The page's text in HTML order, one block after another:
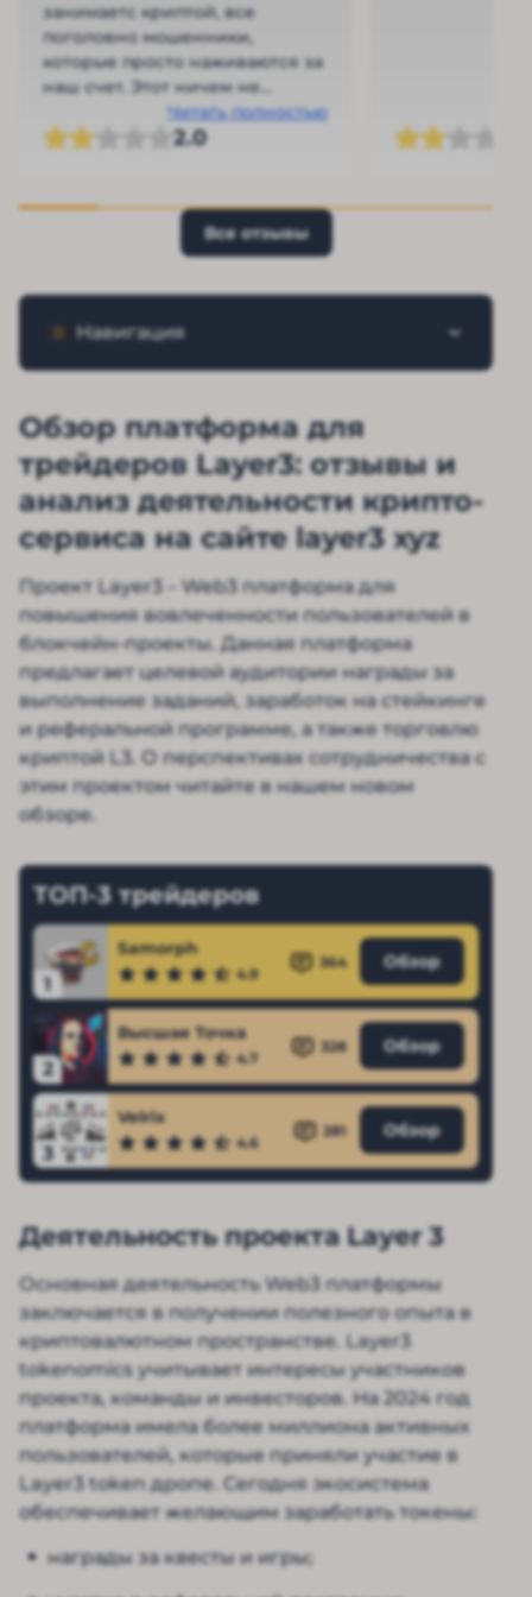
занимаетс криптой, все
поголовно мошенники,
которые просто наживаются за
наш счет. Этот ничем не
отличается от нихЧитать полностью
2.0
Все отзывы
Навигация
Обзор платформа для
трейдеров Layer3: отзывы и
анализ деятельности крипто-
сервиса на сайте layer3 xyz
Проект Layer3 – Web3 платформа для
повышения вовлеченности пользователей в
блокчейн-проекты. Данная платформа
предлагает целевой аудитории награды за
выполнение заданий, заработок на стейкинге
и реферальной программе, а также торговлю
криптой L3. О перспективах сотрудничества с
этим проектом читайте в нашем новом
обзоре.
ТОП-3 трейдеров
1
Samorph
4.9
364 Обзор
2
Высшая Точка
4.7
328 Обзор
3
Velrix
4.6
281 Обзор
Деятельность проекта Layer 3
Основная деятельность Web3 платформы
заключается в получении полезного опыта в
криптовалютном пространстве. Layer3
tokenomics учитывает интересы участников
проекта, команды и инвесторов. На 2024 год
платформа имела более миллиона активных
пользователей, которые приняли участие в
Layer3 token дропе. Сегодня экосистема
обеспечивает желающим заработать токены:
награды за квесты и игры;